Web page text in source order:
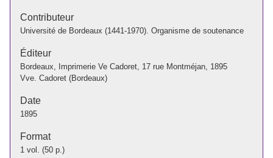
Contributeur
Université de Bordeaux (1441-1970). Organisme de soutenance
Éditeur
Bordeaux, Imprimerie Ve Cadoret, 17 rue Montméjan, 1895
Vve. Cadoret (Bordeaux)
Date
1895
Format
1 vol. (50 p.)